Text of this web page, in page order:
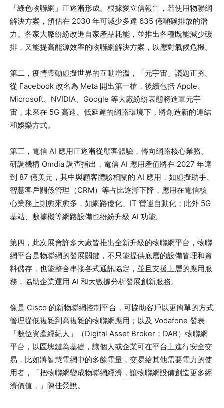
「綠色物聯網」正逐漸形成。根據愛立信報告，若使用物聯網
解決方案，預估在 2030 年可減少多達 635 億噸碳排放的潛
力。各家大廠紛紛改進自家產品耗能，並推出各種既能減少碳
排，又能提高能源效率的物聯網解決方案，以應對氣候危機。
第二，疫情帶動虛擬世界的互動增溫，「元宇宙」議題正夯。
從 Facebook 改名為 Meta 開出第一槍，後續包括 Apple、
Microsoft、NVIDIA、Google 等大廠紛紛表態將進軍元宇
宙，未來在 5G 高速、低延遲的網路環境下，將創造新的連結
和娛樂方式。
第三，電信 AI 應用正逐漸從顧客體驗，轉向網路核心業務。
研調機構 Omdia 調查指出，電信 AI 應用產值將在 2027 年達
到 87 億美元，其中與顧客體驗相關的 AI 應用，如虛擬助手、
智慧客戶關係管理（CRM）等占比逐漸下降，應用在電信核
心業務上則愈來愈多，如網路優化、IT 營運自動化；此外 5G
基站、數據機等網路設備也紛紛升級 AI 功能。
第四，此次展會許多大廠皆推出全新升級的物聯網平台，物聯
網平台是物聯網的發展關鍵，不只能提供底層的設備管理和資
料儲存，也能整合串接各式通訊協定，並且支援上層的應用服
務，協助企業運用 AI 和大數據分析發展創新服務。
像是 Cisco 的新物聯網控制平台，可協助客戶以更簡單的方式
管理從低複雜到高複雜的物聯網應用；以及 Vodafone 發表
「數位資產經紀人」（Digital Asset Broker；DAB）物聯網
平台，以區塊鏈為基礎，讓個人或企業可在平台上進行安全交
易，比如將智慧電網中的多餘電量，交易給其他需要電力的使
用者，「把物聯網變成物聯網經濟，讓物聯網設備創造更多經
濟價值，」陳佳滎說。